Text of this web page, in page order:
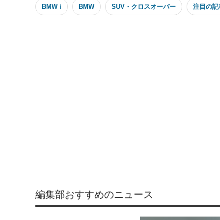
BMW i BMW SUV・クロスオーバー 注目の記
編集部おすすめのニュース